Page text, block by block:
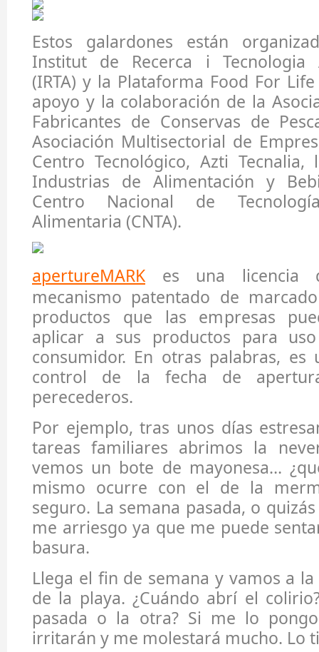
Estos galardones están
Institut de Recerca i Tecnologia
(IRTA) y la Plataforma Food For
apoyo y la colaboración de la
Fabricantes de Conservas de
Asociación Multisectorial de
Centro Tecnológico, Azti Tecnalia,
Industrias de Alimentación y
Centro Nacional de
Alimentaria (CNTA).
apertureMARK es una licencia
mecanismo patentado de
productos que las empresas
aplicar a sus productos para
consumidor. En otras palabras, es
control de la fecha de
perecederos.
Por ejemplo, tras unos días
tareas familiares abrimos la
vemos un bote de mayonesa…
mismo ocurre con el de la
seguro. La semana pasada, o
me arriesgo ya que me puede
basura.
Llega el fin de semana y vamos a
de la playa. ¿Cuándo abrí el
pasada o la otra? Si me lo
irritarán y me molestará mucho. Lo